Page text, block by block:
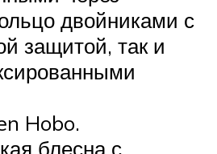
двойниками с
защитой, так и
Hobo.
блесна с